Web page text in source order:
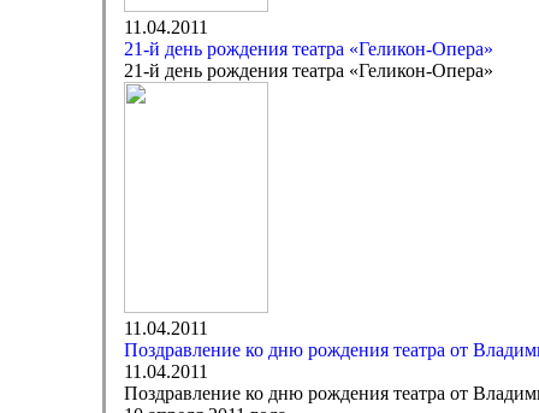
11.04.2011
21-й день рождения театра «Геликон-Опера»
21-й день рождения театра «Геликон-Опера»
11.04.2011
Поздравление ко дню рождения театра от
11.04.2011
Поздравление ко дню рождения театра от